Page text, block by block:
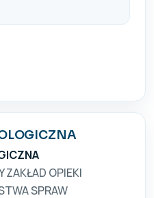
44 ; 081-741-54-07
ZAKŁAD OPIEKI
SPRAW